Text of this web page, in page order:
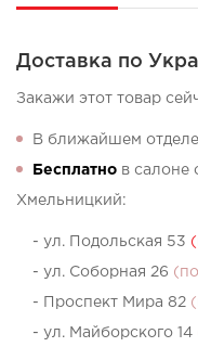
Доставка по
Закажи этот товар
В ближайшем
Бесплатно в салоне
Хмельницкий:
- ул. Подольская 53
- ул. Соборная 26
- Проспект Мира 82
- ул. Майборского 14